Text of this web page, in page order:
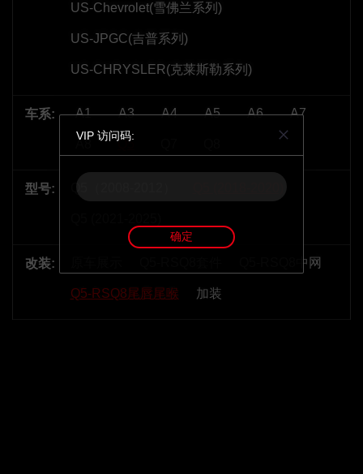
US-Chevrolet(雪佛兰系列)
US-JPGC(吉普系列)
US-CHRYSLER(克莱斯勒系列)
车系: A1 A3 A4 A5 A6 A7
A8 Q5
型号:
改装: Q5-RSQ8中网
Q5-RSQ8尾唇尾喉 加装
VIP 访问码:
确定